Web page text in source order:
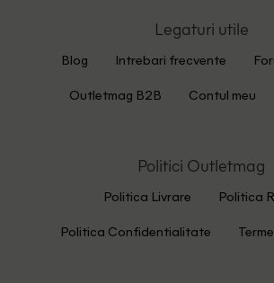
Legaturi utile
Blog Intrebari frecvente
Outletmag B2B Contul meu
Politici Outletmag
Politica Livrare Politica
Politica Confidentialitate